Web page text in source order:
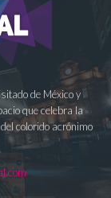
de México y
que celebra la
colorido acrónimo